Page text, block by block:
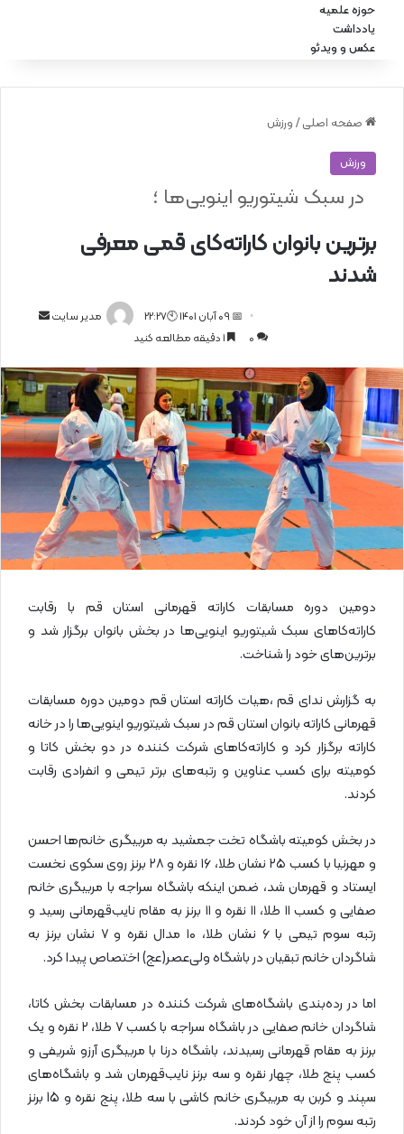
حوزه علمیه
یادداشت
عکس و ویدئو
صفحه اصلی / ورزش
ورزش
برترین بانوان کاراته‌کای قمی معرفی
شدند
در سبک شیتوریو اینویی‌ها ؛
مدیر سایت
ا
ل
ا
ی
م
ل
📅 09 آبان 1401 🕙22:27
0
دومین دوره مسابقات کاراته قهرمانی استان قم با رقابت
کاراته‌کاهای سبک شیتوریو اینویی‌ها در بخش بانوان برگزار شد و
برترین‌های خود را شناخت.
به گزارش ندای قم ،هیات کاراته استان قم دومین دوره مسابقات
قهرمانی کاراته بانوان استان قم در سبک شیتوریو اینویی‌ها را در خانه
کاراته برگزار کرد و کاراته‌کاهای شرکت کننده در دو بخش کاتا و
کومیته برای کسب عناوین و رتبه‌های برتر تیمی و انفرادی رقابت
کردند.
در بخش کومیته باشگاه تخت جمشید به مربیگری خانم‌ها احسن
و مهرنیا با کسب ۲۵ نشان طلا، ۱۶ نقره و ۲۸ برنز روی سکوی نخست
ایستاد و قهرمان شد، ضمن اینکه باشگاه سراجه با مربیگری خانم
صفایی و کسب ۱۱ طلا، ۱۱ نقره و ۱۱ برنز به مقام نایب‌قهرمانی رسید و
رتبه سوم تیمی با ۶ نشان طلا، ۱۰ مدال نقره و ۷ نشان برنز به
شاگردان خانم تبقیان در باشگاه ولی‌عصر(عج) اختصاص پیدا کرد.
اما در رده‌بندی باشگاه‌های شرکت کننده در مسابقات بخش کاتا،
شاگردان خانم صفایی در باشگاه سراجه با کسب ۷ طلا، ۲ نقره و یک
برنز به مقام قهرمانی رسیدند، باشگاه درنا با مربیگری آرزو شریفی و
کسب پنج طلا، چهار نقره و سه برنز نایب‌قهرمان شد و باشگاه‌های
سپند و کربن به مربیگری خانم کاشی با سه طلا، پنج نقره و 15 برنز
رتبه سوم را از آن خود کردند.